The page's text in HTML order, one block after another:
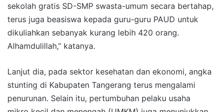
sekolah gratis SD-SMP swasta-umum secara bertahap,
terus juga beasiswa kepada guru-guru PAUD untuk
dikuliahkan sebanyak kurang lebih 420 orang.
Alhamdulillah,” katanya.
Lanjut dia, pada sektor kesehatan dan ekonomi, angka
stunting di Kabupaten Tangerang terus mengalami
penurunan. Selain itu, pertumbuhan pelaku usaha